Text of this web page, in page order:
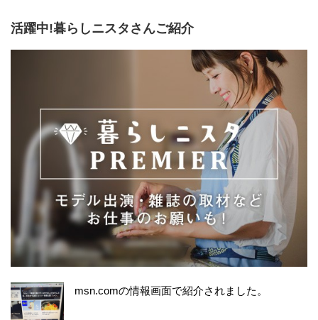
活躍中!暮らしニスタさんご紹介
msn.comの情報画面で紹介されました。